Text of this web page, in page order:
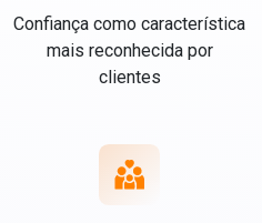
Confiança como característica
mais reconhecida por
clientes